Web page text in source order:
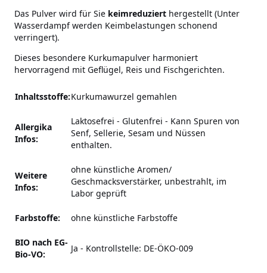
Das Pulver wird für Sie keimreduziert hergestellt (Unter
Wasserdampf werden Keimbelastungen schonend
verringert).
Dieses besondere Kurkumapulver harmoniert
hervorragend mit Geflügel, Reis und Fischgerichten.
Inhaltsstoffe:Kurkumawurzel gemahlen
Allergika
Infos:
Laktosefrei - Glutenfrei - Kann Spuren von
Senf, Sellerie, Sesam und Nüssen
enthalten.
Weitere
Infos:
ohne künstliche Aromen/
Geschmacksverstärker, unbestrahlt, im
Labor geprüft
Farbstoffe: ohne künstliche Farbstoffe
BIO nach EG-
Bio-VO:
Ja - Kontrollstelle: DE-ÖKO-009